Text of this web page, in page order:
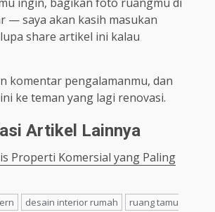
— saya akan kasih masukan
share artikel ini kalau
komentar pengalamanmu, dan
ke teman yang lagi renovasi.
Artikel Lainnya
Properti Komersial yang Paling
desain interior rumah
ruang tamu